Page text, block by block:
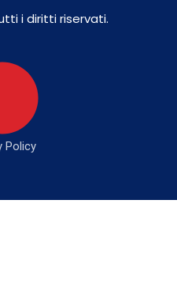
i diritti riservati.
Policy